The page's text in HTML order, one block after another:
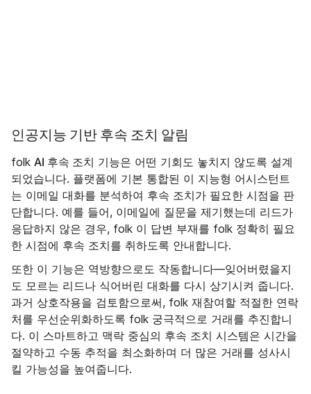
인공지능 기반 후속 조치 알림
folk AI 후속 조치 기능은 어떤 기회도 놓치지 않도록 설계
되었습니다. 플랫폼에 기본 통합된 이 지능형 어시스턴트
는 이메일 대화를 분석하여 후속 조치가 필요한 시점을 판
단합니다. 예를 들어, 이메일에 질문을 제기했는데 리드가
응답하지 않은 경우, folk 이 답변 부재를 folk 정확히 필요
한 시점에 후속 조치를 취하도록 안내합니다.
또한 이 기능은 역방향으로도 작동합니다—잊어버렸을지
도 모르는 리드나 식어버린 대화를 다시 상기시켜 줍니다.
과거 상호작용을 검토함으로써, folk 재참여할 적절한 연락
처를 우선순위화하도록 folk 궁극적으로 거래를 추진합니
다. 이 스마트하고 맥락 중심의 후속 조치 시스템은 시간을
절약하고 수동 추적을 최소화하며 더 많은 거래를 성사시
킬 가능성을 높여줍니다.